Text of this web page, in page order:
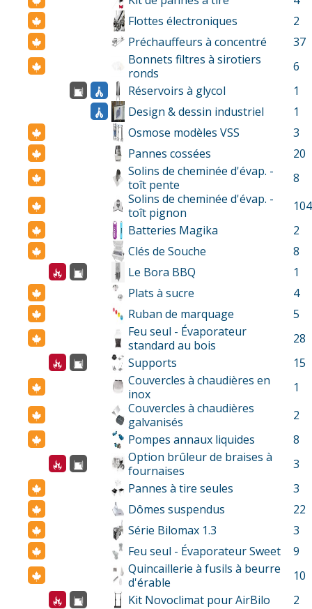
Flottes électroniques
2
Préchauffeurs à concentré
37
Bonnets filtres à sirotiers
ronds
6
Réservoirs à glycol
1
Design & dessin industriel
1
Osmose modèles VSS
3
Pannes cossées
20
Solins de cheminée d'évap. -
toît pente
8
Solins de cheminée d'évap. -
toît pignon
104
Batteries Magika
2
Clés de Souche
8
Le Bora BBQ
1
Plats à sucre
4
Ruban de marquage
5
Feu seul - Évaporateur
standard au bois
28
Supports
15
Couvercles à chaudières en
inox
1
Couvercles à chaudières
galvanisés
2
Pompes annaux liquides
8
Option brûleur de braises à
fournaises
3
Pannes à tire seules
3
Dômes suspendus
22
Série Bilomax 1.3
3
Feu seul - Évaporateur Sweet
9
Quincaillerie à fusils à beurre
d'érable
10
Kit Novoclimat pour AirBilo
2